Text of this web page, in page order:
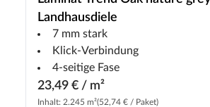
Landhausdiele
7 mm stark
Klick-Verbindung
4-seitige Fase
23,49 € / m²
Inhalt: 2.245 m²(52,74 € / Paket)